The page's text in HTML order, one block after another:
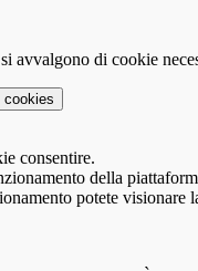
avvalgono di cookie
cookies
consentire.
della
potete visionare